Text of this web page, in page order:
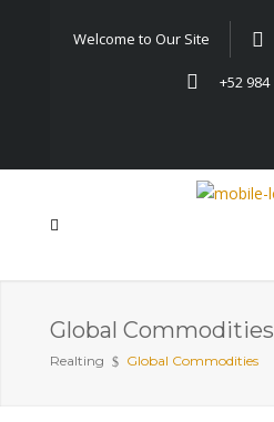
Welcome to Our Site
+52 984
Global Commodities
Realting Global Commodities